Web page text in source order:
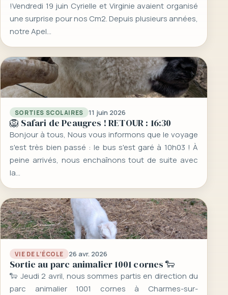
!Vendredi 19 juin Cyrielle et Virginie avaient organisé
une surprise pour nos Cm2. Depuis plusieurs années,
notre Apel…
SORTIES SCOLAIRES 11 juin 2026
🦁 Safari de Peaugres ! RETOUR : 16:30
Bonjour à tous, Nous vous informons que le voyage
s'est très bien passé : le bus s'est garé à 10h03 ! À
peine arrivés, nous enchaînons tout de suite avec
la…
VIE DE L’ÉCOLE 26 avr. 2026
Sortie au parc animalier 1001 cornes 🐑
🐑 Jeudi 2 avril, nous sommes partis en direction du
parc animalier 1001 cornes à Charmes-sur-